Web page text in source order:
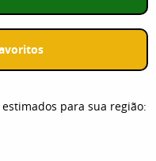
para sua região: